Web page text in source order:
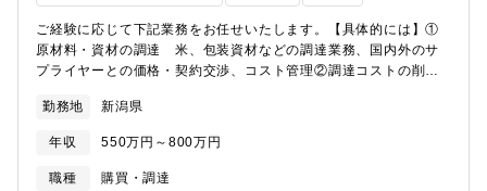
ご経験に応じて下記業務をお任せいたします。【具体的には】①
原材料・資材の調達 米、包装資材などの調達業務、国内外のサ
プライヤーとの価格・契約交渉、コスト管理②調達コストの削減
購入品の品質チェックとトラブル対応 適正な在庫管理および供
給計画の調整、サプライヤー管理④新規サプライヤーの開拓およ
び既存サプライヤーとの関係構築 サプライヤーの評価と契約更
新、法令遵守とリスク管理【求人の魅力】・サトウのごはん・サ
勤務地 新潟県
年収 550万円～800万円
職種
購買・調達